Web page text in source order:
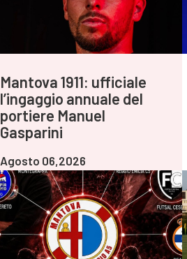
Mantova 1911: ufficiale
l’ingaggio annuale del
portiere Manuel
Gasparini
Agosto 06,2026